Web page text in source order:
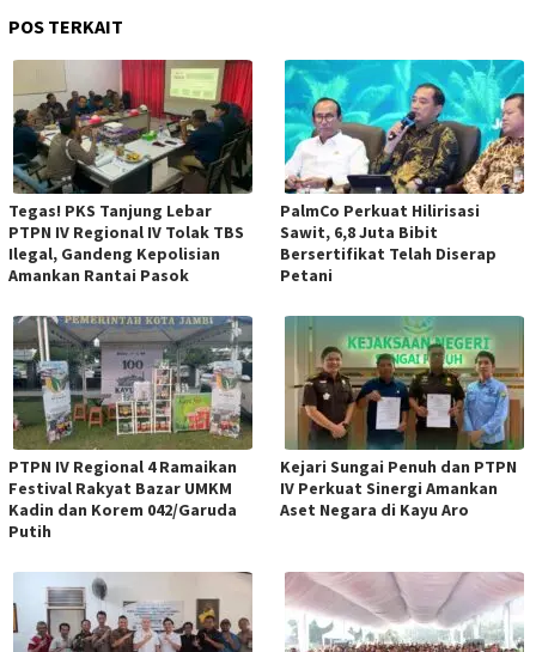
POS TERKAIT
Tegas! PKS Tanjung Lebar
PTPN IV Regional IV Tolak TBS
Ilegal, Gandeng Kepolisian
Amankan Rantai Pasok
PalmCo Perkuat Hilirisasi
Sawit, 6,8 Juta Bibit
Bersertifikat Telah Diserap
Petani
PTPN IV Regional 4 Ramaikan
Festival Rakyat Bazar UMKM
Kadin dan Korem 042/Garuda
Putih
Kejari Sungai Penuh dan PTPN
IV Perkuat Sinergi Amankan
Aset Negara di Kayu Aro